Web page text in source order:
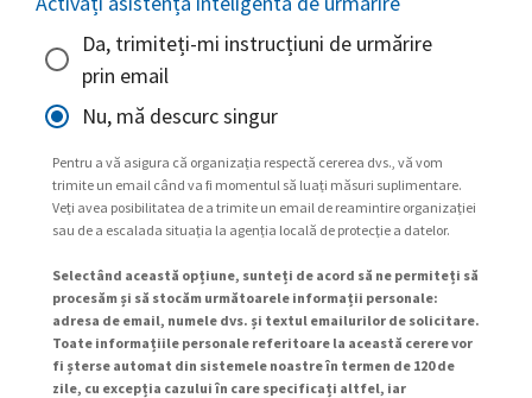
Da, trimiteți-mi instrucțiuni de urmărire
prin email
Nu, mă descurc singur
Pentru a vă asigura că organizația respectă cererea dvs., vă vom
trimite un email când va fi momentul să luați măsuri suplimentare.
Veți avea posibilitatea de a trimite un email de reamintire organizației
sau de a escalada situația la agenția locală de protecție a datelor.
Selectând această opțiune, sunteți de acord să ne permiteți să
procesăm și să stocăm următoarele informații personale:
adresa de email, numele dvs. și textul emailurilor de solicitare.
Toate informațiile personale referitoare la această cerere vor
fi șterse automat din sistemele noastre în termen de 120 de
zile, cu excepția cazului în care specificați altfel, iar